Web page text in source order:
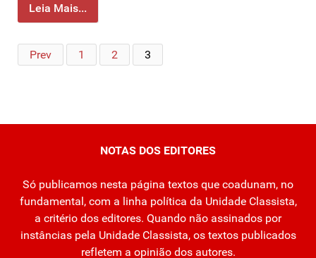
Leia Mais...
Prev 1 2 3
NOTAS DOS EDITORES
Só publicamos nesta página textos que coadunam, no
fundamental, com a linha política da Unidade Classista,
a critério dos editores. Quando não assinados por
instâncias pela Unidade Classista, os textos publicados
refletem a opinião dos autores.